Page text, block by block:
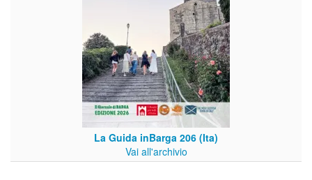
La Guida inBarga 206 (Ita)
Vai all'archivio